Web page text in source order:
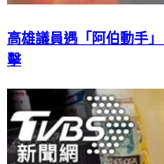
高雄議員遇「阿伯動手
擊